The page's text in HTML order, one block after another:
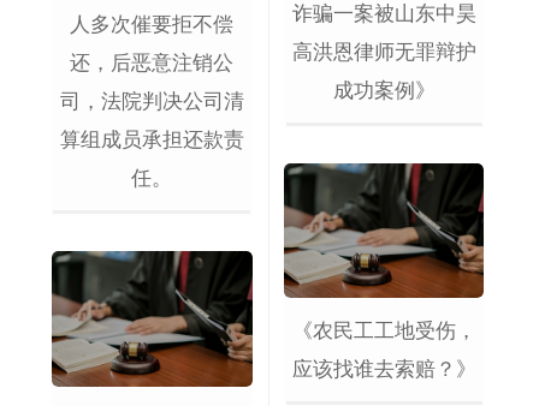
人多次催要拒不偿
还，后恶意注销公
司，法院判决公司清
算组成员承担还款责
任。
诈骗一案被山东中昊
高洪恩律师无罪辩护
成功案例》
《农民工工地受伤，
应该找谁去索赔？》